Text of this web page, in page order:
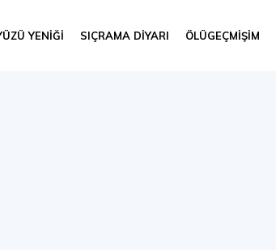
YENIĞI SIÇRAMA DIYARI ÖLÜGEÇMIŞIM